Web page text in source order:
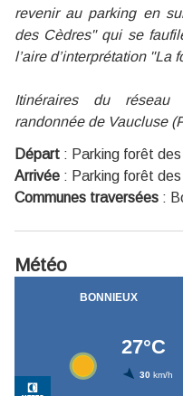
revenir au parking en
des Cèdres" qui se
l’aire d’interprétation "La
Itinéraires du réseau
randonnée de Vaucluse
Départ : Parking forêt
Arrivée : Parking forêt
Communes traversées :
Météo